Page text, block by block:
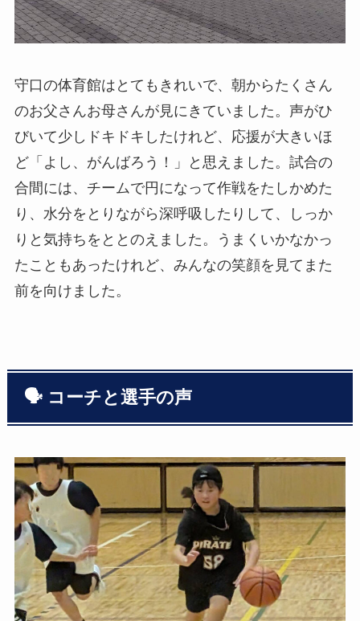
守口の体育館はとてもきれいで、朝からたくさん
のお父さんお母さんが見にきていました。声がひ
びいて少しドキドキしたけれど、応援が大きいほ
ど「よし、がんばろう！」と思えました。試合の
合間には、チームで円になって作戦をたしかめた
り、水分をとりながら深呼吸したりして、しっか
りと気持ちをととのえました。うまくいかなかっ
たこともあったけれど、みんなの笑顔を見てまた
前を向けました。
🗣 コーチと選手の声